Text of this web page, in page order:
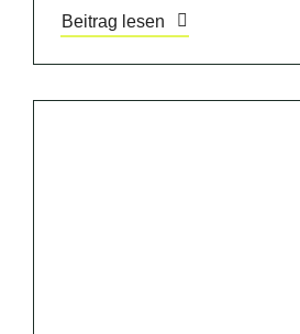
Beitrag lesen